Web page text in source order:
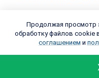
Продолжая просмотр
обработку файлов cookie
соглашением и